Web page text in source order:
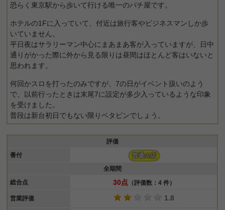
恐らく東京駅から歩いて行ける唯一のパチ屋です。
ホテルの1Fに入っていて、付近は旅行客やビジネスマンしか歩
いていません。
平日夜はサラリーマン中心にまあまあ客が入っていますが、日中
通りがかった際に外から見る限りは昼間はほとんど客はいないと
思われます。
何回かスロを打ったのみですが、7の日がイベント扱いのよう
で、以前行ったときは末尾7に設定が多少入っているような印象
を受けました。
普段は新台初日でもない限りベタピンでしょう。
評価
番付
普通の店
全期間
総合点
30点 （評価数：4 件）
営業評価 1.8